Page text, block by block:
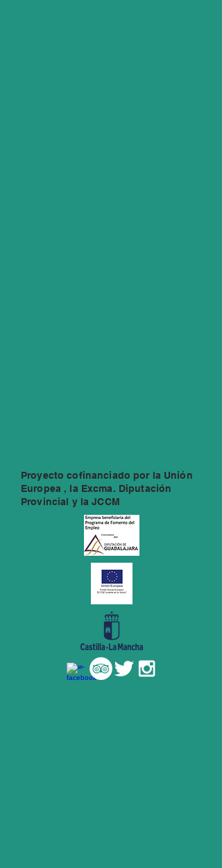
Proyecto cofinanciado por la Unión
Europea , la Excma. Diputación
Provincial y la JCCM